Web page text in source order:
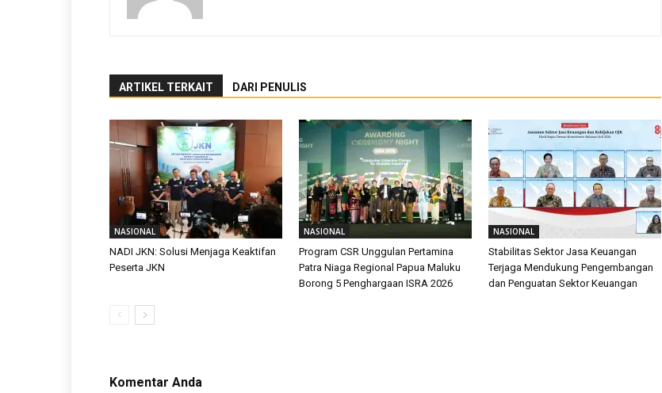
ARTIKEL TERKAIT DARI PENULIS
NASIONAL
NADI JKN: Solusi Menjaga Keaktifan
Peserta JKN
NASIONAL
Program CSR Unggulan Pertamina
Patra Niaga Regional Papua Maluku
Borong 5 Penghargaan ISRA 2026
NASIONAL
Stabilitas Sektor Jasa Keuangan
Terjaga Mendukung Pengembangan
dan Penguatan Sektor Keuangan
Komentar Anda